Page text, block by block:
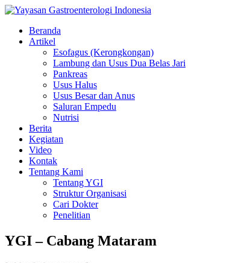
Beranda
Artikel
Esofagus (Kerongkongan)
Lambung dan Usus Dua Belas Jari
Pankreas
Usus Halus
Usus Besar dan Anus
Saluran Empedu
Nutrisi
Berita
Kegiatan
Video
Kontak
Tentang Kami
Tentang YGI
Struktur Organisasi
Cari Dokter
Penelitian
YGI – Cabang Mataram